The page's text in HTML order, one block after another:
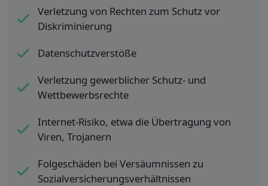
Verletzung von Rechten zum Schutz vor
Diskriminierung
Datenschutzverstöße
Verletzung gewerblicher Schutz- und
Wettbewerbsrechte
Internet-Risiko, etwa die Übertragung von
Viren, Trojanern
Folgeschäden bei Versäumnissen zu
Sozialversicherungsverhältnissen